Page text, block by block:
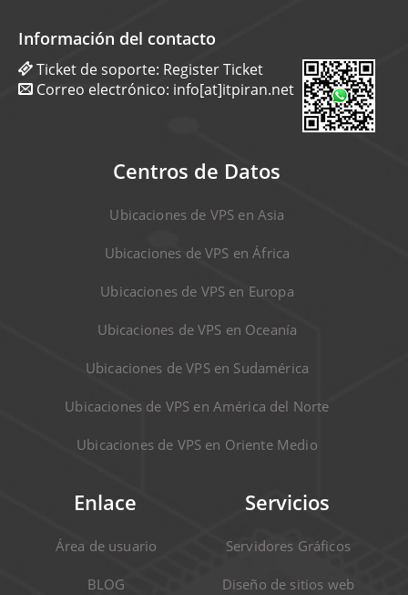
Información del contacto
Ticket de soporte: Register Ticket
Correo electrónico: info[at]itpiran.net
Centros de Datos
Ubicaciones de VPS en Asia
Ubicaciones de VPS en África
Ubicaciones de VPS en Europa
Ubicaciones de VPS en Oceanía
Ubicaciones de VPS en Sudamérica
Ubicaciones de VPS en América del Norte
Ubicaciones de VPS en Oriente Medio
Enlace
Área de usuario
BLOG
Servicios
Servidores Gráficos
Diseño de sitios web